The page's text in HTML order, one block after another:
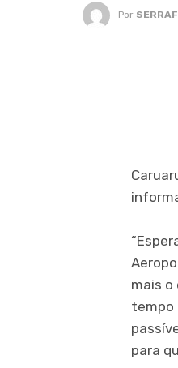
Por
mais o
tempo
para